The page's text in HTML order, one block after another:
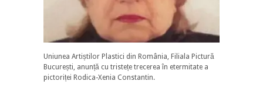
Uniunea Artiștilor Plastici din România, Filiala Pictură
București, anunță cu tristețe trecerea în etermitate a
pictoriței Rodica-Xenia Constantin.